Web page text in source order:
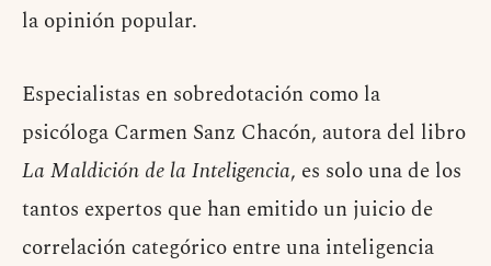
la opinión popular.
Especialistas en sobredotación como la
psicóloga Carmen Sanz Chacón, autora del libro
La Maldición de la Inteligencia, es solo una de los
tantos expertos que han emitido un juicio de
correlación categórico entre una inteligencia